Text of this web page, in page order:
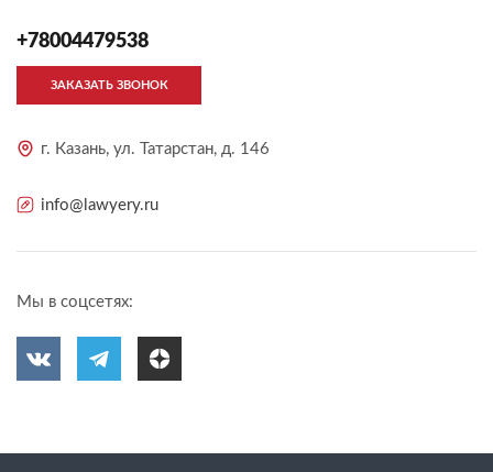
+78004479538
ЗАКАЗАТЬ ЗВОНОК
г. Казань, ул. Татарстан, д. 146
info@lawyery.ru
Мы в соцсетях: